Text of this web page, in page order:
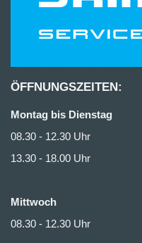
ÖFFNUNGSZEITEN:
Montag bis Dienstag
08.30 - 12.30 Uhr
13.30 - 18.00 Uhr
Mittwoch
08.30 - 12.30 Uhr